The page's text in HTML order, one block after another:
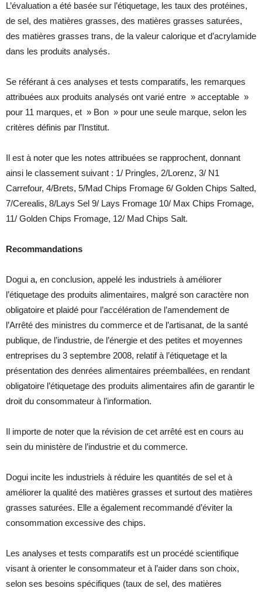
L’évaluation a été basée sur l’étiquetage, les taux des protéines,
de sel, des matières grasses, des matières grasses saturées,
des matières grasses trans, de la valeur calorique et d’acrylamide
dans les produits analysés.
Se référant à ces analyses et tests comparatifs, les remarques
attribuées aux produits analysés ont varié entre » acceptable »
pour 11 marques, et » Bon » pour une seule marque, selon les
critères définis par l’Institut.
Il est à noter que les notes attribuées se rapprochent, donnant
ainsi le classement suivant : 1/ Pringles, 2/Lorenz, 3/ N1
Carrefour, 4/Brets, 5/Mad Chips Fromage 6/ Golden Chips Salted,
7/Cerealis, 8/Lays Sel 9/ Lays Fromage 10/ Max Chips Fromage,
11/ Golden Chips Fromage, 12/ Mad Chips Salt.
Recommandations
Dogui a, en conclusion, appelé les industriels à améliorer
l’étiquetage des produits alimentaires, malgré son caractère non
obligatoire et plaidé pour l’accélération de l’amendement de
l’Arrêté des ministres du commerce et de l’artisanat, de la santé
publique, de l’industrie, de l’énergie et des petites et moyennes
entreprises du 3 septembre 2008, relatif à l’étiquetage et la
présentation des denrées alimentaires préemballées, en rendant
obligatoire l’étiquetage des produits alimentaires afin de garantir le
droit du consommateur à l’information.
Il importe de noter que la révision de cet arrêté est en cours au
sein du ministère de l’industrie et du commerce.
Dogui incite les industriels à réduire les quantités de sel et à
améliorer la qualité des matières grasses et surtout des matières
grasses saturées. Elle a également recommandé d’éviter la
consommation excessive des chips.
Les analyses et tests comparatifs est un procédé scientifique
visant à orienter le consommateur et à l’aider dans son choix,
selon ses besoins spécifiques (taux de sel, des matières